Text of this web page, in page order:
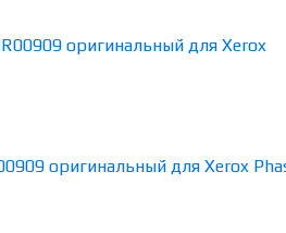
оригинальный для Xerox